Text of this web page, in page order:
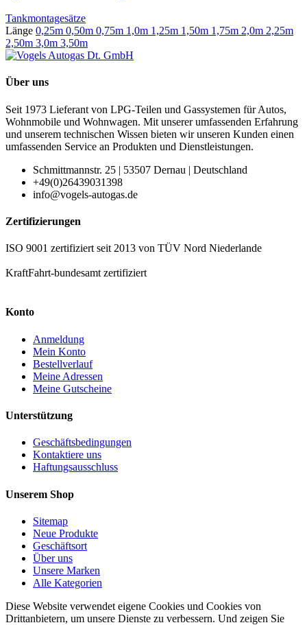
Tankmontagesätze
Länge 0,25m 0,50m 0,75m 1,0m 1,25m 1,50m 1,75m 2,0m 2,25m
2,50m 3,0m 3,50m
Über uns
Seit 1973 Lieferant von LPG-Teilen und Gassystemen für Autos,
Wohnmobile und Wohnwagen. Mit unserer umfassenden Erfahrung
und unserem technischen Wissen bieten wir unseren Kunden einen
umfassenden Service an Produkten und Dienstleistungen.
Schmittmannstr. 25 | 53507 Dernau | Deutschland
+49(0)26439031398
info@vogels-autogas.de
Zertifizierungen
ISO 9001 zertifiziert seit 2013 von TÜV Nord Niederlande
KraftFahrt-bundesamt zertifiziert
Konto
Anmeldung
Mein Konto
Bestellverlauf
Meine Adressen
Meine Gutscheine
Unterstützung
Geschäftsbedingungen
Kontaktiere uns
Haftungsausschluss
Unserem Shop
Sitemap
Neue Produkte
Geschäftsort
Über uns
Unsere Marken
Alle Kategorien
Diese Website verwendet eigene Cookies und Cookies von
Drittanbietern, um unsere Dienste zu verbessern. Und zeigen Sie